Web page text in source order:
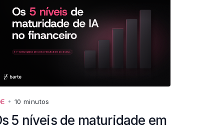
• 10 minutos
5 níveis de maturidade em